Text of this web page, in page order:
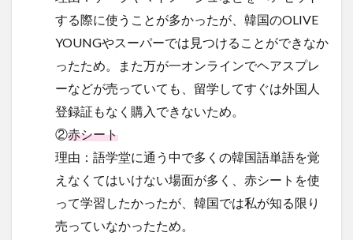
する際に使うことが多かったが、韓国のOLIVE
YOUNGやスーパーでは見つけることができなか
ったため。また万が一オンラインでヘアスプレ
ーなどが売っていても、留学してすぐは外国人
登録証もなく購入できないため。
②赤シート
理由：語学堂に通う中で多くの韓国語単語を覚
えなくてはいけない場面が多く、赤シートを使
って学習したかったが、韓国では私が知る限り
売っていなかったため。
学生の声
学科説明会
寮生活 就職活動 履修科目
懇談会
成績優等賞受賞
授業紹介 授業風景
掲載情報
撮影風景
教員からのメッセージ
教員紹介
文化体験
日中韓プログラム
日本
昭和ボストン
昭和女子大学
昭和女子大学国際学部
昭和女子大学国際学部国際学科
時間割
東明学林
東海大学
比較社会論
淑明女子大学校
淑明女子大学校留学
特別講座